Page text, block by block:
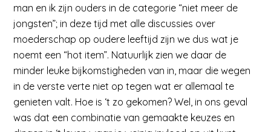
man en ik zijn ouders in de categorie “niet meer de
jongsten”; in deze tijd met alle discussies over
moederschap op oudere leeftijd zijn we dus wat je
noemt een “hot item”. Natuurlijk zien we daar de
minder leuke bijkomstigheden van in, maar die wegen
in de verste verte niet op tegen wat er allemaal te
genieten valt. Hoe is ‘t zo gekomen? Wel, in ons geval
was dat een combinatie van gemaakte keuzes en